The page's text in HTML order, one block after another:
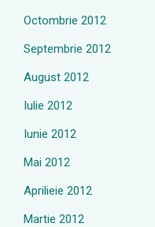
Octombrie 2012
Septembrie 2012
August 2012
Iulie 2012
Iunie 2012
Mai 2012
Aprilieie 2012
Martie 2012